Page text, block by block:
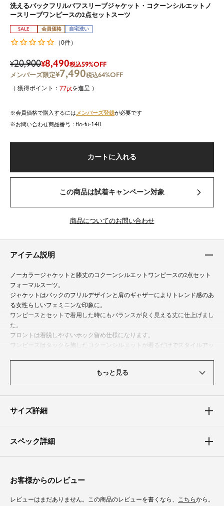
洗えるバックフリルパフスリーブジャケット・コクーンシルエットノ
ースリーブワンピースの2点セットスーツ
SALE 会員価格 自宅洗い
（0件）
¥20,900¥8,490税込59%OFF
¥7,490税込64%OFF
77 を進呈
会員価格で購入するには メンバーズ登録が必要です
商品番号
flo-fu-140
カートに入れる
この商品は試着キャンペーン対象
商品についてのお問い合わせ
アイテム説明
ノーカラージャケットと膝丈のコクーンシルエットワンピースの2点セット
フォーマルスーツ。
ジャケットはバックのフリルデザインと肩のギャザーによりトレンド感のあ
る女性らしいフェミニンな印象に。
ワンピースとセットで着用した時にもバランスが良く見える丈に仕上げまし
た。
フロントは着脱しやすいホック留め仕様になります。
ワンピースはタックを施したコクーンシルエットが着るだけでスタイルアッ
ロングシーズンお使いいただけるので組み合わせを変えて様々なシーンで活
用できます。
てもお使いいただけます。
体型カバーポイント
身体のラインを拾わずカバー。
もっと見る
サイズ詳細
スペック詳細
お客様からのレビュー
レビューはまだありません。この商品のレビューを書くなら、 こちらから。